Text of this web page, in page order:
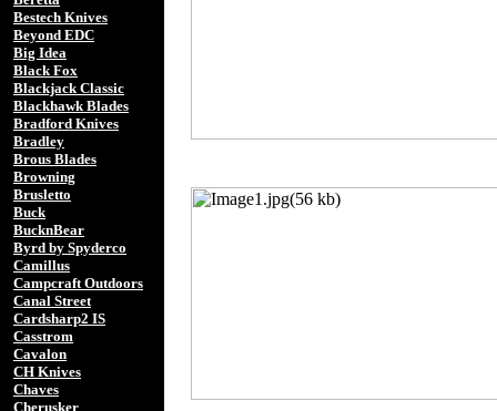
Bestech Knives
Beyond EDC
Big Idea
Black Fox
Blackjack Classic
Blackhawk Blades
Bradford Knives
Bradley
Brous Blades
Browning
Brusletto
Buck
BucknBear
Byrd by Spyderco
Camillus
Campcraft Outdoors
Canal Street
Cardsharp2 IS
Casstrom
Cavalon
CH Knives
Chaves
Cherusker